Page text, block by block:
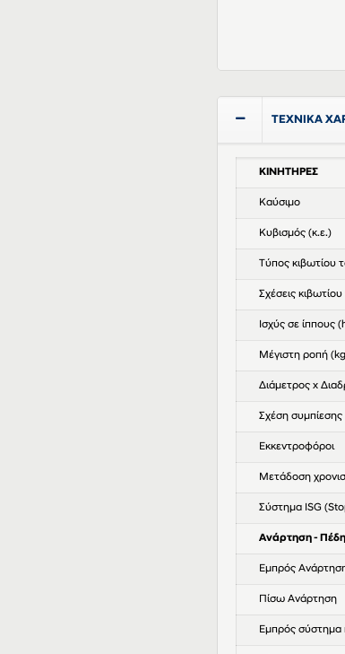
ΤΕΧΝΙΚΑ
ΚΙΝΗΤΗΡΕΣ
Καύσιμο
Κυβισμός (κ.ε.)
Τύπος κιβωτίου
Σχέσεις
Ισχύς σε ίππους
Μέγιστη ροπή
Διάμετρος x
Σχέση συμπίεσης
Εκκεντροφόροι
Μετάδοση
Σύστημα ISG
Ανάρτηση -
Εμπρός
Πίσω Ανάρτηση
Εμπρός σύστημα